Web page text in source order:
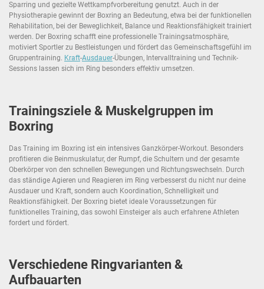
Sparring und gezielte Wettkampfvorbereitung genutzt. Auch in der
Physiotherapie gewinnt der Boxring an Bedeutung, etwa bei der funktionellen
Rehabilitation, bei der Beweglichkeit, Balance und Reaktionsfähigkeit trainiert
werden. Der Boxring schafft eine professionelle Trainingsatmosphäre,
motiviert Sportler zu Bestleistungen und fördert das Gemeinschaftsgefühl im
Gruppentraining. Kraft-Ausdauer-Übungen, Intervalltraining und Technik-
Sessions lassen sich im Ring besonders effektiv umsetzen.
Trainingsziele & Muskelgruppen im
Boxring
Das Training im Boxring ist ein intensives Ganzkörper-Workout. Besonders
profitieren die Beinmuskulatur, der Rumpf, die Schultern und der gesamte
Oberkörper von den schnellen Bewegungen und Richtungswechseln. Durch
das ständige Agieren und Reagieren im Ring verbesserst du nicht nur deine
Ausdauer und Kraft, sondern auch Koordination, Schnelligkeit und
Reaktionsfähigkeit. Der Boxring bietet ideale Voraussetzungen für
funktionelles Training, das sowohl Einsteiger als auch erfahrene Athleten
fordert und fördert.
Verschiedene Ringvarianten &
Aufbauarten